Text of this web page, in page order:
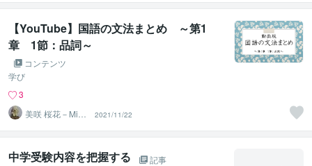
【YouTube】国語の文法まとめ ～第1
章 1節：品詞～
コンテンツ
学び
3
美咲 桜花－Misa
ki Ohka－
2021/11/22
中学受験内容を把握する
記事